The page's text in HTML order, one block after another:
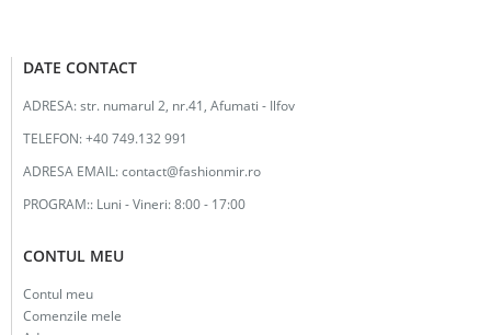
DATE CONTACT
ADRESA:str. numarul 2, nr.41, Afumati - Ilfov
TELEFON:+40 749.132 991
ADRESA EMAIL:contact@fashionmir.ro
PROGRAM:: Luni - Vineri: 8:00 - 17:00
CONTUL MEU
Contul meu
Comenzile mele